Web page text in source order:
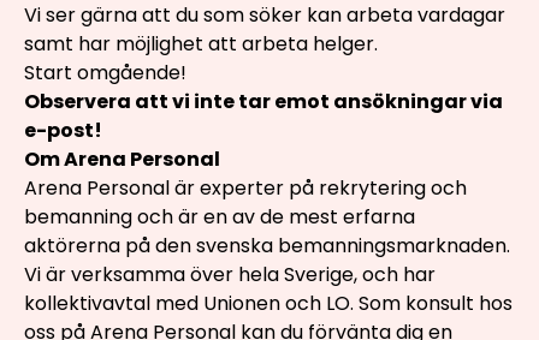
Vi ser gärna att du som söker kan arbeta vardagar
samt har möjlighet att arbeta helger.
Start omgående!
Observera att vi inte tar emot ansökningar via
e-post!
Om Arena Personal
Arena Personal är experter på rekrytering och
bemanning och är en av de mest erfarna
aktörerna på den svenska bemanningsmarknaden.
Vi är verksamma över hela Sverige, och har
kollektivavtal med Unionen och LO. Som konsult hos
oss på Arena Personal kan du förvänta dig en